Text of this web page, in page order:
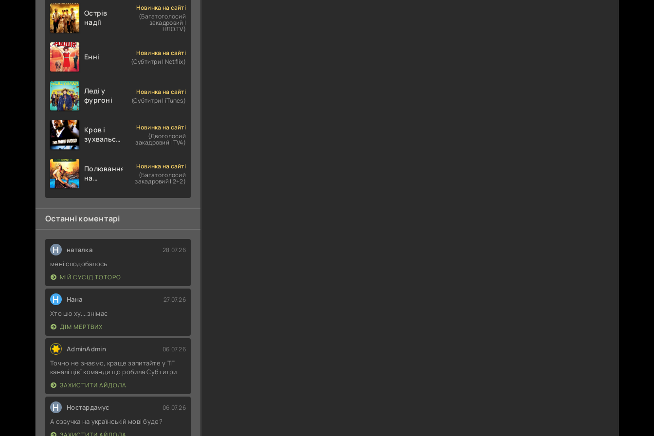
Острів
надії
Новинка на сайті
(Багатоголосий
закадровий |
НЛО.TV)
Енні
Новинка на сайті
(Субтитри | Netflix)
Леді у
фургоні
Новинка на сайті
(Субтитри | iTunes)
Кров і
зухвальство
Новинка на сайті
(Двоголосий
закадровий | TV4)
Полювання
на
Сутичка
Новинка на сайті
(Багатоголосий
закадровий | 2+2)
Останні коментарі
Н наталка 28.07.26
мені сподобалось
МІЙ СУСІД ТОТОРО
Н Нана 27.07.26
Хто цю ху....знімає
ДІМ МЕРТВИХ
AdminAdmin 06.07.26
Точно не знаємо, краще запитайте у ТГ
каналі цієї команди що робила Субтитри
ЗАХИСТИТИ АЙДОЛА
Н Ностардамус 06.07.26
А озвучка на українській мові буде?